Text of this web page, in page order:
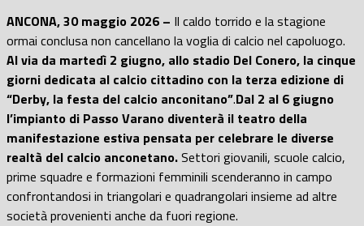
ANCONA, 30 maggio 2026 – Il caldo torrido e la stagione
ormai conclusa non cancellano la voglia di calcio nel capoluogo.
Al via da martedì 2 giugno, allo stadio Del Conero, la cinque
giorni dedicata al calcio cittadino con la terza edizione di
“Derby, la festa del calcio anconitano”.Dal 2 al 6 giugno
l’impianto di Passo Varano diventerà il teatro della
manifestazione estiva pensata per celebrare le diverse
realtà del calcio anconetano.Settori giovanili, scuole calcio,
prime squadre e formazioni femminili scenderanno in campo
confrontandosi in triangolari e quadrangolari insieme ad altre
società provenienti anche da fuori regione.